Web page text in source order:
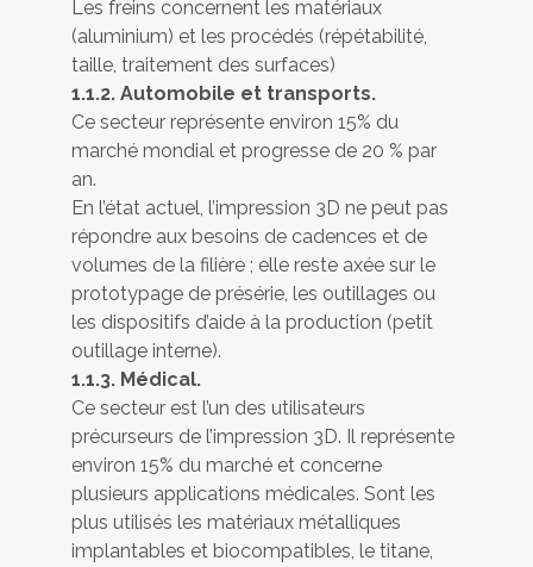
Les freins concernent les matériaux
(aluminium) et les procédés (répétabilité,
taille, traitement des surfaces)
1.1.2. Automobile et transports.
Ce secteur représente environ 15% du
marché mondial et progresse de 20 % par
an.
En l’état actuel, l’impression 3D ne peut pas
répondre aux besoins de cadences et de
volumes de la filière ; elle reste axée sur le
prototypage de présérie, les outillages ou
les dispositifs d’aide à la production (petit
outillage interne).
1.1.3. Médical.
Ce secteur est l’un des utilisateurs
précurseurs de l’impression 3D. Il représente
environ 15% du marché et concerne
plusieurs applications médicales. Sont les
plus utilisés les matériaux métalliques
implantables et biocompatibles, le titane,